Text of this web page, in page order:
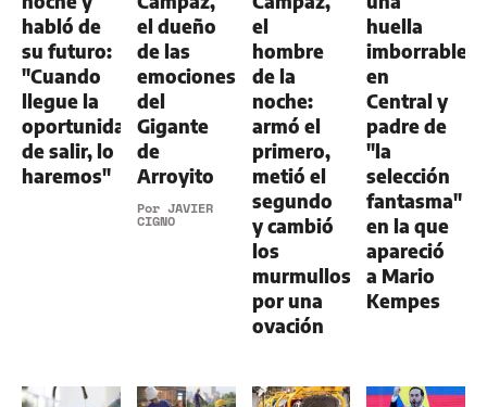
habló de
su futuro:
"Cuando
llegue la
oportunidad
de salir, lo
haremos"
el dueño
de las
emociones
del
Gigante
de
Arroyito
Por JAVIER
CIGNO
el
hombre
de la
noche:
armó el
primero,
metió el
segundo
y cambió
los
murmullos
por una
ovación
huella
imborrable
en
Central y
padre de
"la
selección
fantasma"
en la que
apareció
a Mario
Kempes